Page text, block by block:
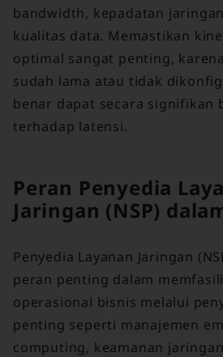
bandwidth, kepadatan
kualitas data. Memastikan
optimal sangat penting,
sudah lama atau tidak
benar dapat secara signifikan
terhadap latensi.
Peran Penyedia
Jaringan (NSP)
Penyedia Layanan Jaringan
peran penting dalam
operasional bisnis melalui
penting seperti manajemen
computing, keamanan